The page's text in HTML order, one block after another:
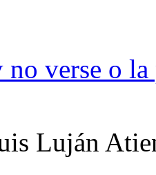
verse o la
Luján